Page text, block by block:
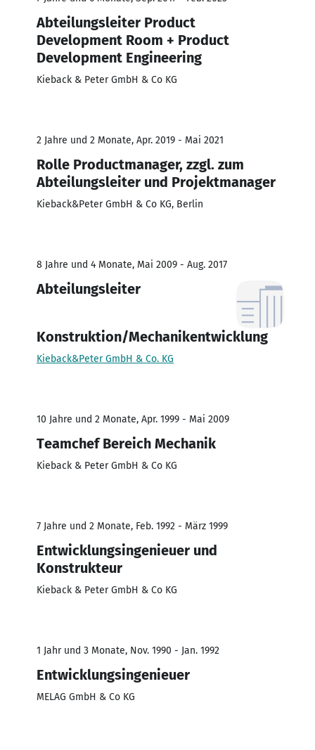
Abteilungsleiter Product
Development Room + Product
Development Engineering
Kieback & Peter GmbH & Co KG
2 Jahre und 2 Monate, Apr. 2019 - Mai 2021
Rolle Productmanager, zzgl. zum
Abteilungsleiter und Projektmanager
Kieback&Peter GmbH & Co KG, Berlin
8 Jahre und 4 Monate, Mai 2009 - Aug. 2017
Abteilungsleiter
Konstruktion/Mechanikentwicklung
Kieback&Peter GmbH & Co. KG
10 Jahre und 2 Monate, Apr. 1999 - Mai 2009
Teamchef Bereich Mechanik
Kieback & Peter GmbH & Co KG
7 Jahre und 2 Monate, Feb. 1992 - März 1999
Entwicklungsingenieuer und
Konstrukteur
Kieback & Peter GmbH & Co KG
1 Jahr und 3 Monate, Nov. 1990 - Jan. 1992
Entwicklungsingenieuer
MELAG GmbH & Co KG